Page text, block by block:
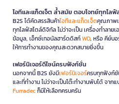
ไอทีและแก็ดเจ็ต ล้ำสมัย ตอบโจทย์ทุกไลฟ์
B2S ได้คัดสรรสินค้าไอทีและแก็ดเจ็ตคุณภาพเ
ทุกไลฟ์สไตล์ดิจิทัล ไม่ว่าจะเป็น เครื่องทำลายเ
ข้อมูล, เอ็กซ์เทอนัลฮาร์ดดิสก์WD, หรือ คีย์บอ
ให้การทำงานของคุณสะดวกสบายยิ่งขึ้น
เฟอร์นิเจอร์ดีไซน์ครบฟังก์ชั่น
นอกจากนี้ B2S ยังมีเฟอร์นิเจอร์ครบทุกฟังก์ชั
และที่ทำงาน ไม่ว่าจะเป็นโต๊ะทำงานพับได้ จาก
Furradecก็มีให้เลือกครบครัน